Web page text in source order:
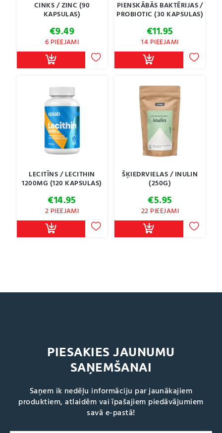
CINKS / ZINC (90
KAPSULAS)
€9.49
6 PIEEJAMI
PIENSKĀBĀS BAKTĒRIJAS /
PROBIOTIC (30 KAPSULAS)
€11.95
14 PIEEJAMI
LECITĪNS / LECITHIN
1200MG (120 KAPSULAS)
€14.95
2 PIEEJAMI
ŠĶIEDRVIELAS / INULIN
(250G)
€5.95
22 PIEEJAMI
PIESAKIES JAUNUMU
SAŅEMŠANAI
Saņem ik nedēļu informāciju par jaunākajiem
produktiem, atlaidēm vai īpašajiem piedāvājumiem
savā e-pastā!